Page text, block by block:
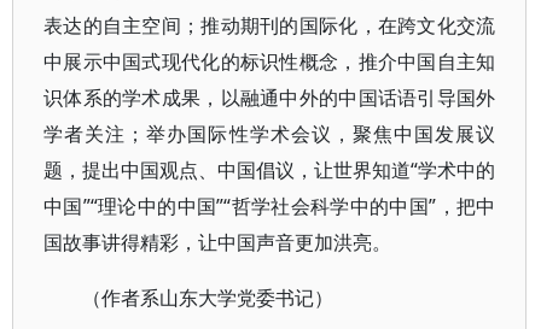
表达的自主空间；推动期刊的国际化，在跨文化交流
中展示中国式现代化的标识性概念，推介中国自主知
识体系的学术成果，以融通中外的中国话语引导国外
学者关注；举办国际性学术会议，聚焦中国发展议
题，提出中国观点、中国倡议，让世界知道“学术中的
中国”“理论中的中国”“哲学社会科学中的中国”，把中
国故事讲得精彩，让中国声音更加洪亮。
（作者系山东大学党委书记）